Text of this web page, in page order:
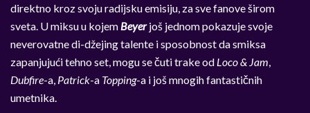
direktno kroz svoju radijsku emisiju, za sve fanove širom
sveta. U miksu u kojem Beyerjoš jednom pokazuje svoje
neverovatne di-džejing talente i sposobnost da smiksa
zapanjujući tehno set, mogu se čuti trake od Loco & Jam
Dubfire-a, Patrick-a Topping-a i još mnogih fantastičnih
umetnika.